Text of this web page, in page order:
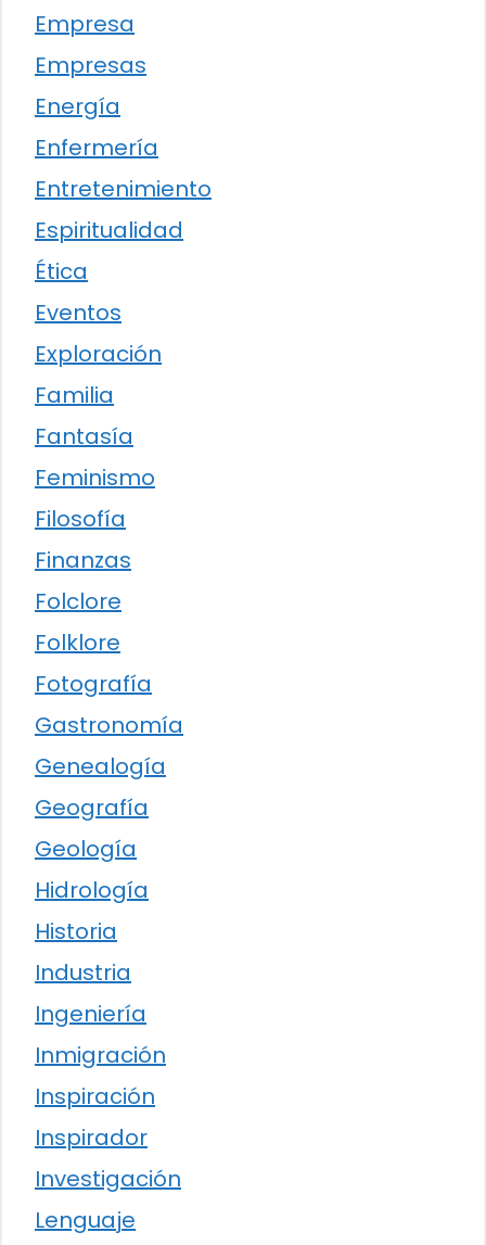
Empresa
Empresas
Energía
Enfermería
Entretenimiento
Espiritualidad
Ética
Eventos
Exploración
Familia
Fantasía
Feminismo
Filosofía
Finanzas
Folclore
Folklore
Fotografía
Gastronomía
Genealogía
Geografía
Geología
Hidrología
Historia
Industria
Ingeniería
Inmigración
Inspiración
Inspirador
Investigación
Lenguaje